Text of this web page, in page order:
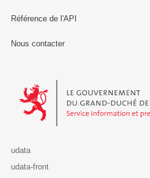
Référence de l'API
Nous contacter
Le Gouvernement du Grand-
udata
udata-front